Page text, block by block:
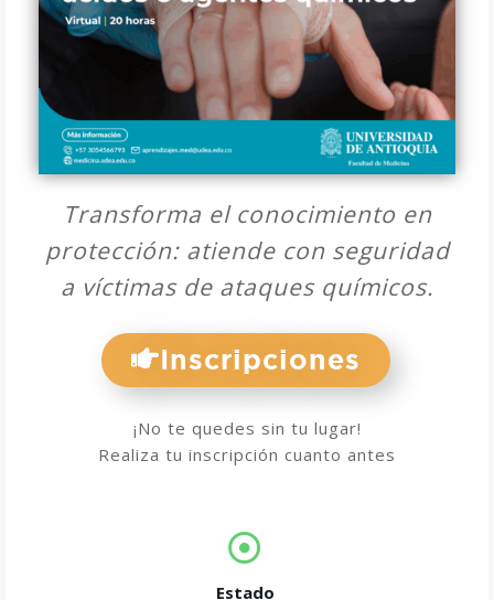
Transforma el conocimiento en
protección: atiende con seguridad
a víctimas de ataques químicos.
Inscripciones
¡No te quedes sin tu lugar!
Realiza tu inscripción cuanto antes
Estado